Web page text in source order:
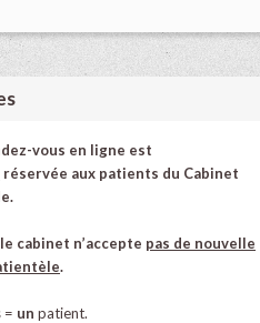
vous en ligne est
réservée aux patients du Cabinet
cabinet n’accepte pas de nouvelle
.
= un patient.